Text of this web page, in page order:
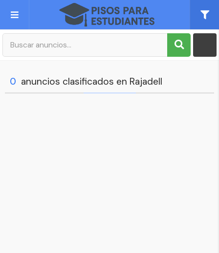
Publica tu Anuncio
0 anuncios clasificados en Rajadell